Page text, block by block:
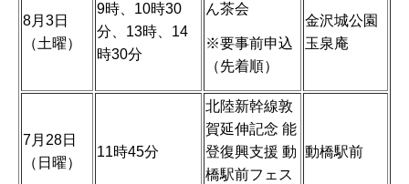
8月3日
（土曜）
9時、10時30
分、13時、14
時30分
ん茶会
※要事前申込
（先着順）
金沢城公園
玉泉庵
7月28日
（日曜）
11時45分
北陸新幹線敦
賀延伸記念 能
登復興支援 動
橋駅前フェス
動橋駅前